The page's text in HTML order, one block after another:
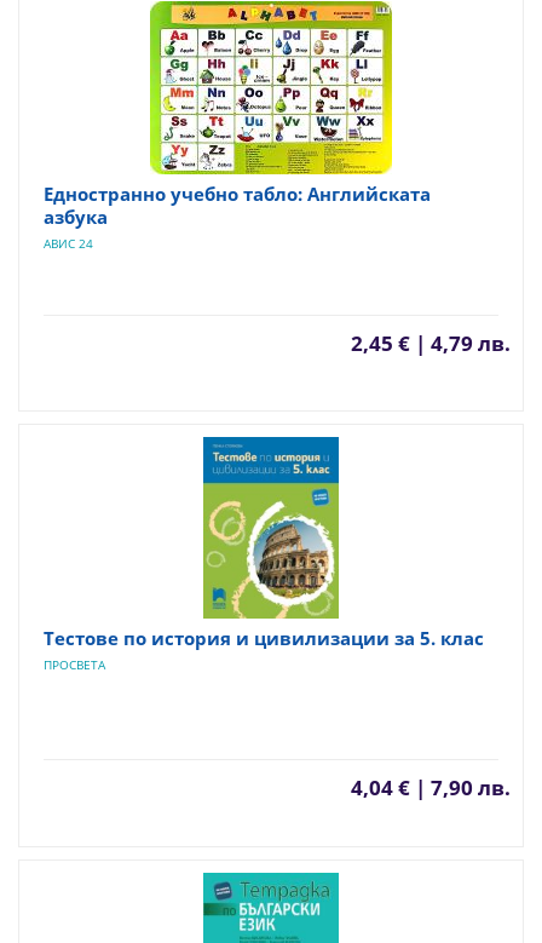
Едностранно учебно табло: Английската
азбука
АВИС 24
2,45 € | 4,79 лв.
Тестове по история и цивилизации за 5. клас
ПРОСВЕТА
4,04 € | 7,90 лв.